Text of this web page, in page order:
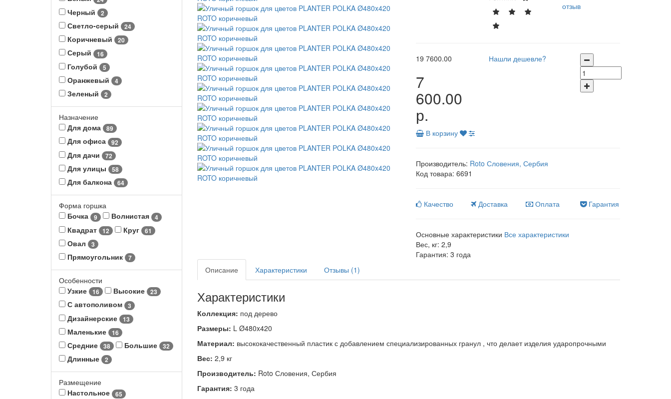
Черный 2
Светло-серый 24
Коричневый 20
Серый 16
Голубой 5
Оранжевый 4
Зеленый 2
Назначение
Для дома
89
Для офиса 92
Для дачи 72
Для улицы 58
Для балкона 64
Форма горшка
Бочка
9 Волнистая 4
Квадрат 12 Круг 61
Овал 3
Прямоугольник 7
Особенности
Узкие
16 Высокие 23
С автополивом 3
Дизайнерские 13
Маленькие 16
Средние 38 Большие 32
Длинные 2
Размещение
Настольное
65
отзыв
197600.00
7
600.00
р.
Нашли дешевле?
В корзину
Производитель: Roto Словения, Сербия
Код товара: 6691
Качество Доставка Оплата Гарантия
Основные характеристики Все характеристики
Вес, кг: 2,9
Гарантия: 3 года
Описание
Характеристики Отзывы (1)
Характеристики
Коллекция: под дерево
Размеры: L Ø480x420
Материал: высококачественный пластик с добавлением специализированных гранул , что делает изделия ударопрочными
Вес: 2,9 кг
Производитель: Roto Словения, Сербия
Гарантия: 3 года